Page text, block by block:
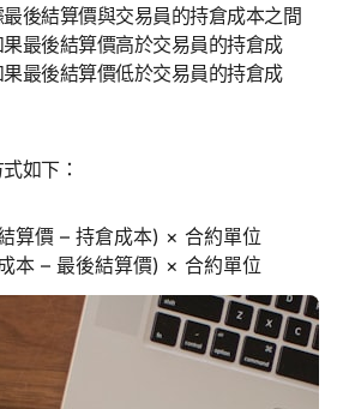
後結算價與交易員的持倉成本之間
最後結算價高於交易員的持倉成
最後結算價低於交易員的持倉成
如下：
算價 – 持倉成本) × 合約單位
本 – 最後結算價) × 合約單位